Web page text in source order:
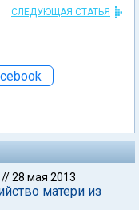
СЛЕДУЮЩАЯ СТАТЬЯ
//28 мая 2013
матери из